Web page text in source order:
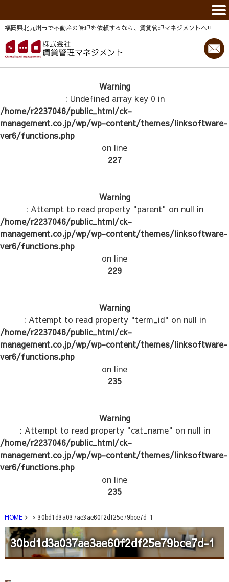
福岡県北九州市で不動産の管理を依頼するなら、賃貸管理マネジメントヘ!!
Warning
: Undefined array key 0 in
/home/r2237046/public_html/ck-
management.co.jp/wp/wp-content/themes/linksoftware-
ver6/functions.php
on line
227
Warning
: Attempt to read property "parent" on null in
/home/r2237046/public_html/ck-
management.co.jp/wp/wp-content/themes/linksoftware-
ver6/functions.php
on line
229
Warning
: Attempt to read property "term_id" on null in
/home/r2237046/public_html/ck-
management.co.jp/wp/wp-content/themes/linksoftware-
ver6/functions.php
on line
235
Warning
: Attempt to read property "cat_name" on null in
/home/r2237046/public_html/ck-
management.co.jp/wp/wp-content/themes/linksoftware-
ver6/functions.php
on line
235
HOME 30bd1d3a037ae3ae60f2df25e79bce7d-1
30bd1d3a037ae3ae60f2df25e79bce7d-1